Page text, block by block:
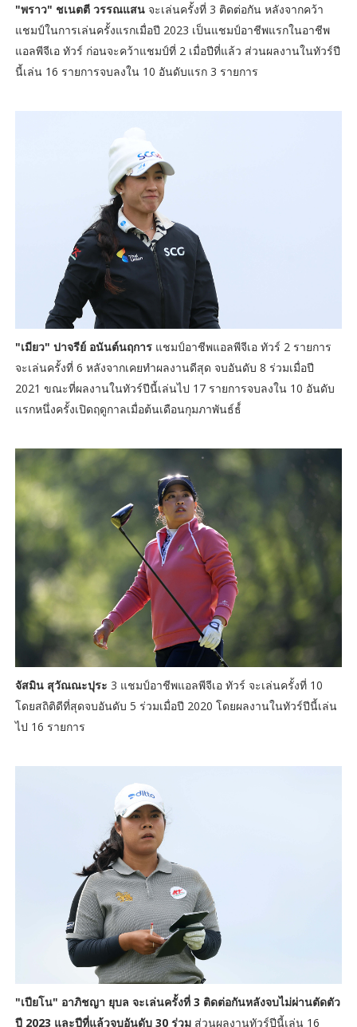
"พราว" ชเนตตี วรรณแสน จะเล่นครั้งที่ 3 ติดต่อกัน หลังจากคว้า
แชมป์ในการเล่นครั้งแรกเมื่อปี 2023 เป็นแชมป์อาชีพแรกในอาชีพ
แอลพีจีเอ ทัวร์ ก่อนจะคว้าแชมป์ที่ 2 เมื่อปีที่แล้ว ส่วนผลงานในทัวร์ปี
นี้เล่น 16 รายการจบลงใน 10 อันดับแรก 3 รายการ
"เมียว" ปาจรีย์ อนันต์นฤการ แชมป์อาชีพแอลพีจีเอ ทัวร์ 2 รายการ
จะเล่นครั้งที่ 6 หลังจากเคยทำผลงานดีสุด จบอันดับ 8 ร่วมเมื่อปี
2021 ขณะที่ผลงานในทัวร์ปีนี้เล่นไป 17 รายการจบลงใน 10 อันดับ
แรกหนึ่งครั้งเปิดฤดูกาลเมื่อต้นเดือนกุมภาพันธ์ธ์์
จัสมิน สุวัณณะปุระ 3 แชมป์อาชีพแอลพีจีเอ ทัวร์ จะเล่นครั้งที่ 10
โดยสถิติดีที่สุดจบอันดับ 5 ร่วมเมื่อปี 2020 โดยผลงานในทัวร์ปีนี้เล่น
ไป 16 รายการ
"เปียโน" อาภิชญา ยุบล จะเล่นครั้งที่ 3 ติดต่อกันหลังจบไม่ผ่านตัดตัว
ปี 2023 และปีที่แล้วจบอันดับ 30 ร่วม ส่วนผลงานทัวร์ปีนี้เล่น 16